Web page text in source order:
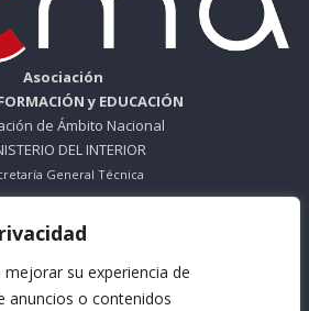
su experiencia de
anuncios o contenidos
Asociación
y EDUCACIÓN
de Ámbito Nacional
DEL INTERIOR
General Técnica
Nº Registro 612695
953 56 83 66